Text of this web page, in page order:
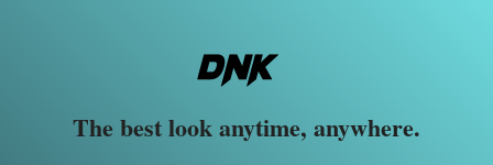
The best look anytime, anywhere.